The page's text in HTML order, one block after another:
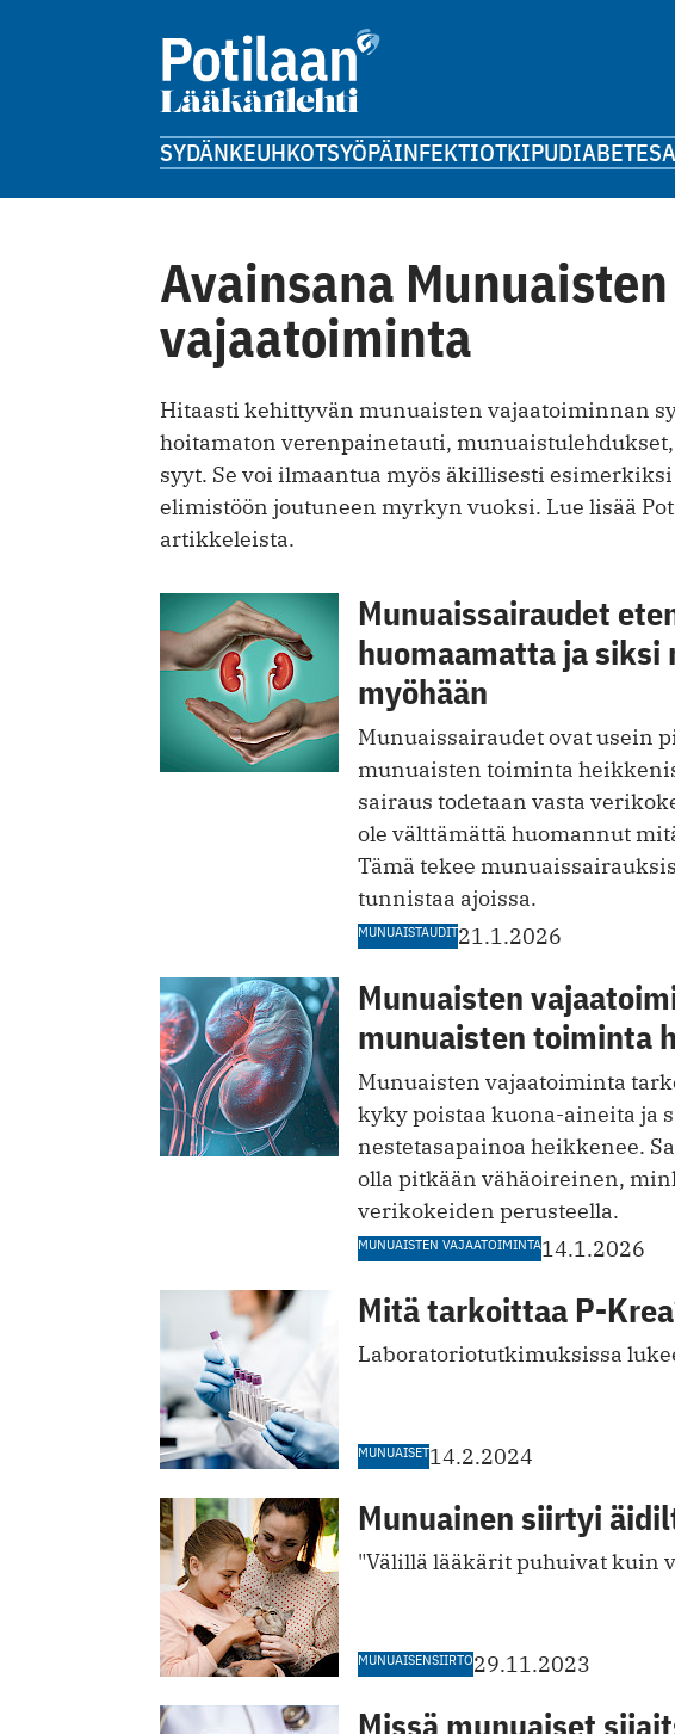
SYDÄNKEUHKOTSYÖPÄINFEKTIOTKIPUDIABETES
Avainsana Munuaisten
vajaatoiminta
Hitaasti kehittyvän munuaisten vajaatoiminnan
hoitamaton verenpainetauti,
syyt. Se voi ilmaantua myös äkillisesti
elimistöön joutuneen myrkyn vuoksi. Lue lisää
artikkeleista.
Munuaissairaudet
huomaamatta ja siksi
myöhään
Munuaissairaudet ovat usein
munuaisten toiminta
sairaus todetaan vasta
ole välttämättä huomannut
Tämä tekee
tunnistaa ajoissa.
MUNUAISTAUDIT21.1.2026
Munuaisten
munuaisten toiminta
Munuaisten vajaatoiminta
kyky poistaa kuona-aineita ja
nestetasapainoa heikkenee.
olla pitkään vähäoireinen,
verikokeiden perusteella.
MUNUAISTEN VAJAATOIMINTA14.1.2026
Mitä tarkoittaa P-
Laboratoriotutkimuksissa
MUNUAISET14.2.2024
Munuainen siirtyi
"Välillä lääkärit puhuivat kuin
MUNUAISENSIIRTO29.11.2023
Missä munuaiset